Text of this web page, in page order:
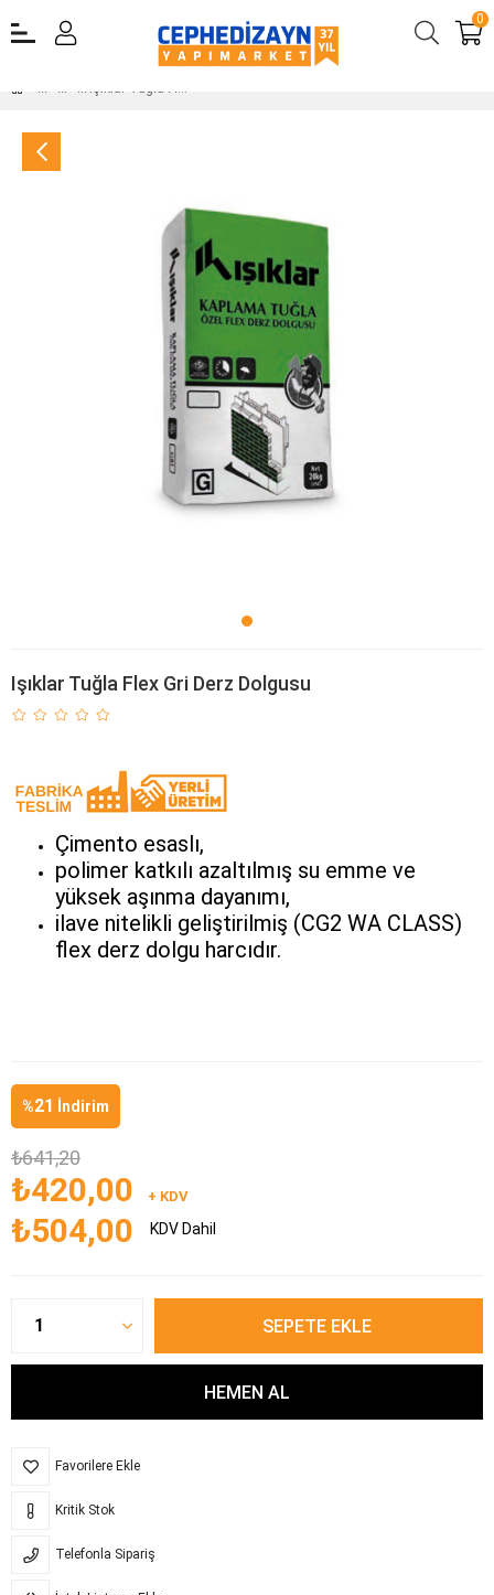
0
Işıklar Tuğla Flex Gri Derz Dolgusu
Işıklar Tuğla Flex Gri Derz Dolgusu
Çimento esaslı,
polimer katkılı azaltılmış su emme ve
yüksek aşınma dayanımı,
ilave nitelikli geliştirilmiş (CG2 WA CLASS)
flex derz dolgu harcıdır.
%21 İndirim
₺641,20
₺420,00 + KDV
KDV Dahil
₺504,00
Favorilere Ekle
Kritik Stok
Telefonla Sipariş